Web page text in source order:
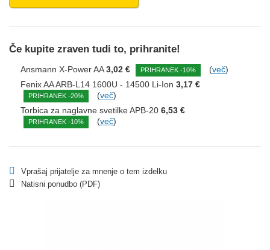
Če kupite zraven tudi to, prihranite!
Ansmann X-Power AA3,02 € PRIHRANEK -10% (več)
Fenix AA ARB-L14 1600U - 14500 Li-Ion 3,17 €
PRIHRANEK -20% (več)
Torbica za naglavne svetilke APB-20 6,53 €
PRIHRANEK -10% (več)
Vprašaj prijatelje za mnenje o tem izdelku
Natisni ponudbo (PDF)